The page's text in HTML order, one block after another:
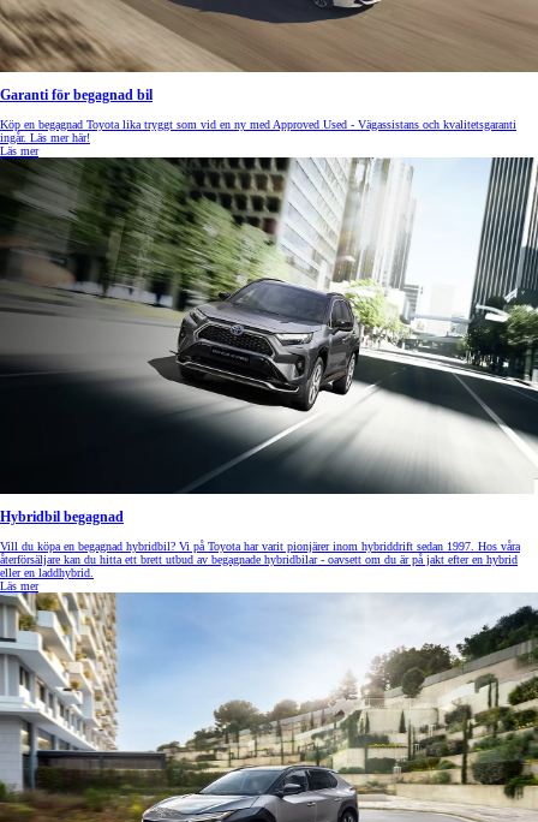
Garanti för begagnad bil
Köp en begagnad Toyota lika tryggt som vid en ny med Approved Used - Vägassistans och kvalitetsgaranti
ingår. Läs mer här!
Läs mer
Hybridbil begagnad
Vill du köpa en begagnad hybridbil? Vi på Toyota har varit pionjärer inom hybriddrift sedan 1997. Hos våra
återförsäljare kan du hitta ett brett utbud av begagnade hybridbilar - oavsett om du är på jakt efter en hybrid
eller en laddhybrid.
Läs mer